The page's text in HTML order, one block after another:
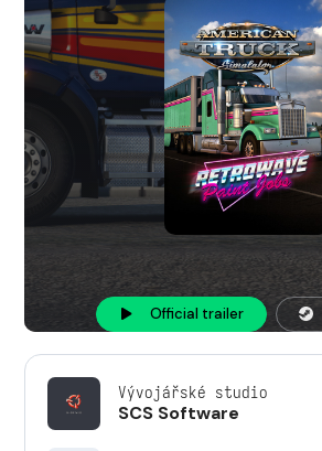
Official trailer
Vývojářské studio
SCS Software